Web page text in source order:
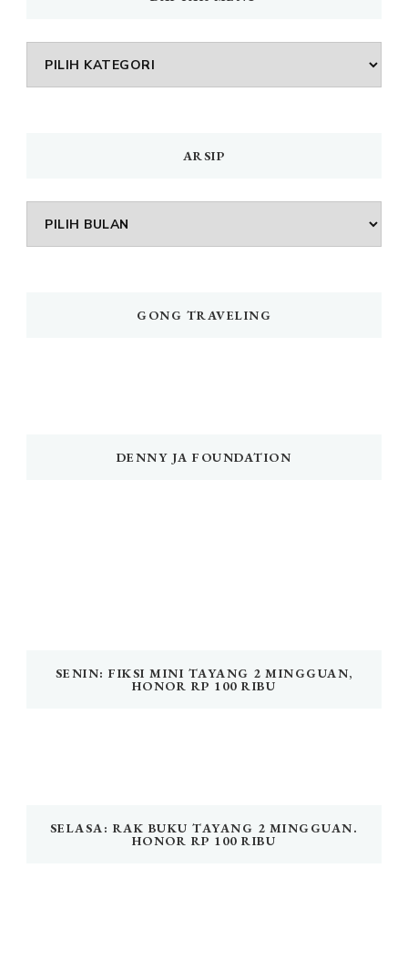
DAFTAR
MENU
ARSIP
Arsip
GONG TRAVELING
DENNY JA FOUNDATION
SENIN: FIKSI MINI TAYANG 2 MINGGUAN,
HONOR RP 100 RIBU
SELASA: RAK BUKU TAYANG 2 MINGGUAN.
HONOR RP 100 RIBU